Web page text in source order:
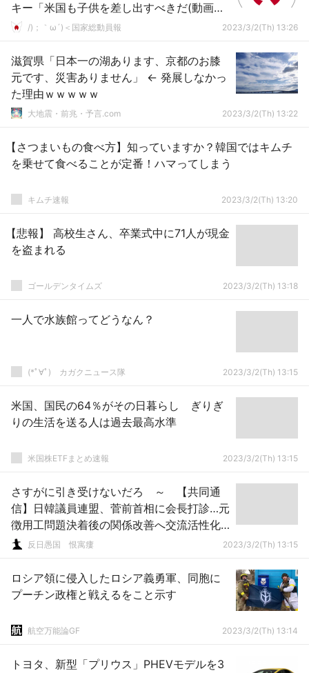
キー「米国も子供を差し出すべきだ(動画」
メディア「欧州屈指の汚職体質！(2/11」→
/)；｀ω´)＜国家総動員報 2023/3/2(Th) 13:26
滋賀県「日本一の湖あります、京都のお膝
元です、災害ありません」 ← 発展しなかっ
た理由ｗｗｗｗｗ
大地震・前兆・予言.com 2023/3/2(Th) 13:22
【さつまいもの食べ方】知っていますか？韓国ではキムチ
を乗せて食べることが定番！ハマってしまう
キムチ速報 2023/3/2(Th) 13:20
【悲報】 高校生さん、卒業式中に71人が現金
を盗まれる
ゴールデンタイムズ 2023/3/2(Th) 13:18
一人で水族館ってどうなん？
(*ﾟ∀ﾟ)ゞカガクニュース隊 2023/3/2(Th) 13:15
米国、国民の64％がその日暮らし ぎりぎ
りの生活を送る人は過去最高水準
米国株ETFまとめ速報 2023/3/2(Th) 13:15
さすがに引き受けないだろ ～ 【共同通
信】日韓議員連盟、菅前首相に会長打診…元
徴用工問題決着後の関係改善へ交流活性化
狙う反日愚国 恨寓瘻 2023/3/2(Th) 13:15
ロシア領に侵入したロシア義勇軍、同胞に
プーチン政権と戦えるをこと示す
航空万能論GF 2023/3/2(Th) 13:14
トヨタ、新型「プリウス」PHEVモデルを3